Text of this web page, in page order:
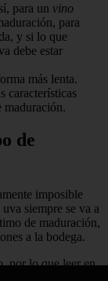
para un vino
para
y si lo que
debe estar
más lenta.
características
maduración.
de
imposible
siempre se va a
de maduración,
a la bodega.
por lo que leer en